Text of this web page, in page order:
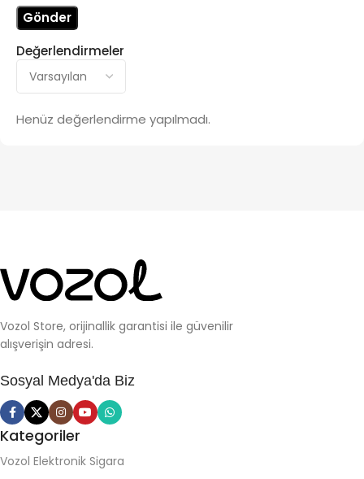
Değerlendirmeler
Henüz değerlendirme yapılmadı.
Vozol Store, orijinallik garantisi ile güvenilir
alışverişin adresi.
Sosyal Medya'da Biz
Kategoriler
Vozol Elektronik Sigara